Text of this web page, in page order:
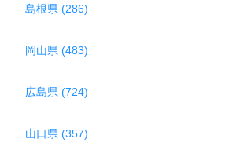
島根県 (286)
岡山県 (483)
広島県 (724)
山口県 (357)